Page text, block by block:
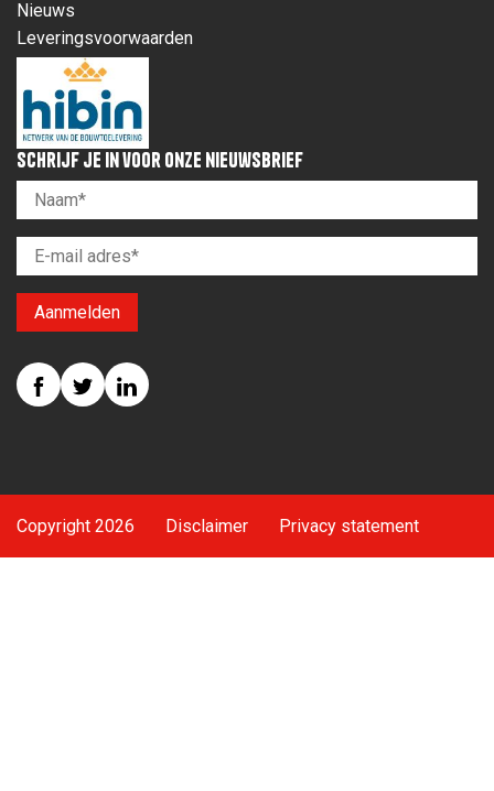
Nieuws
Leveringsvoorwaarden
Schrijf je in voor onze nieuwsbrief
Aanmelden
Copyright 2026 Disclaimer Privacy statement